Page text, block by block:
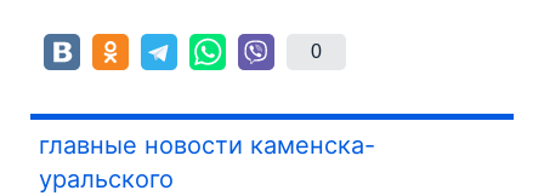
0
главные новости каменска-
уральского